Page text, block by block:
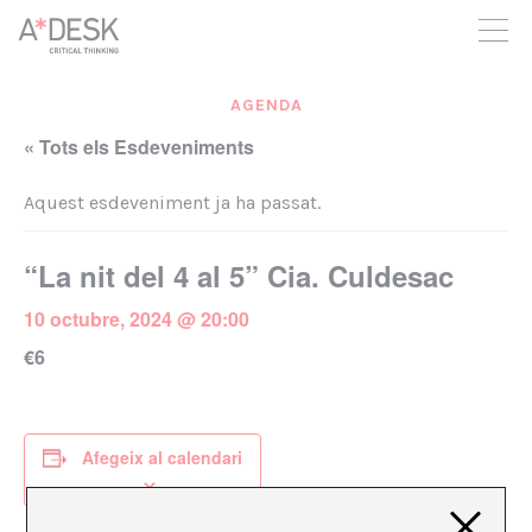
seguim necessitant-te per a poder seguir endavant. Ara pots
participar del projecte i recolzar-lo.
AGENDA
« Tots els Esdeveniments
Aquest esdeveniment ja ha passat.
“La nit del 4 al 5” Cia. Culdesac
10 octubre, 2024 @ 20:00
€6
Afegeix al calendari